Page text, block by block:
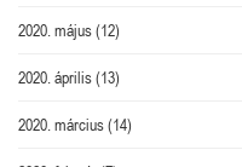
2020. május(12)
2020. április(13)
2020. március(14)